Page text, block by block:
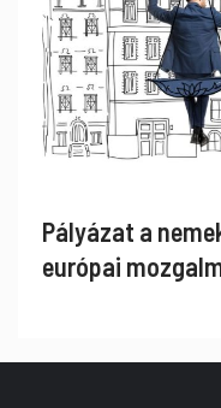
Pályázat a
európai